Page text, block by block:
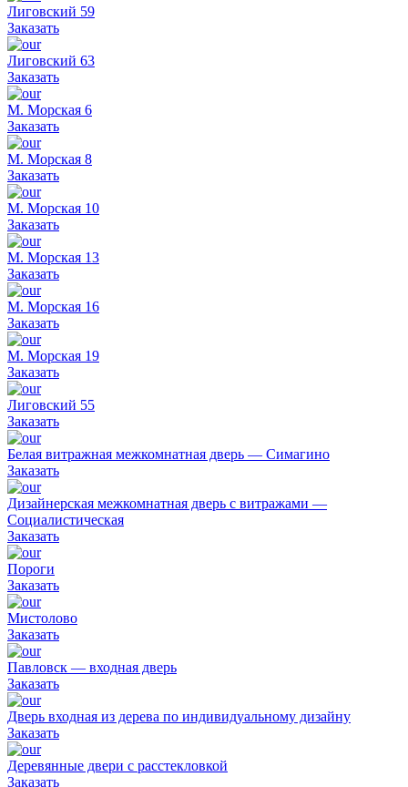
Лиговский 59
Заказать
Лиговский 63
Заказать
М. Морская 6
Заказать
М. Морская 8
Заказать
М. Морская 10
Заказать
М. Морская 13
Заказать
М. Морская 16
Заказать
М. Морская 19
Заказать
Лиговский 55
Заказать
Белая витражная межкомнатная дверь — Симагино
Заказать
Дизайнерская межкомнатная дверь с витражами —
Социалистическая
Заказать
Пороги
Заказать
Мистолово
Заказать
Павловск — входная дверь
Заказать
Дверь входная из дерева по индивидуальному дизайну
Заказать
Деревянные двери с расстекловкой
Заказать